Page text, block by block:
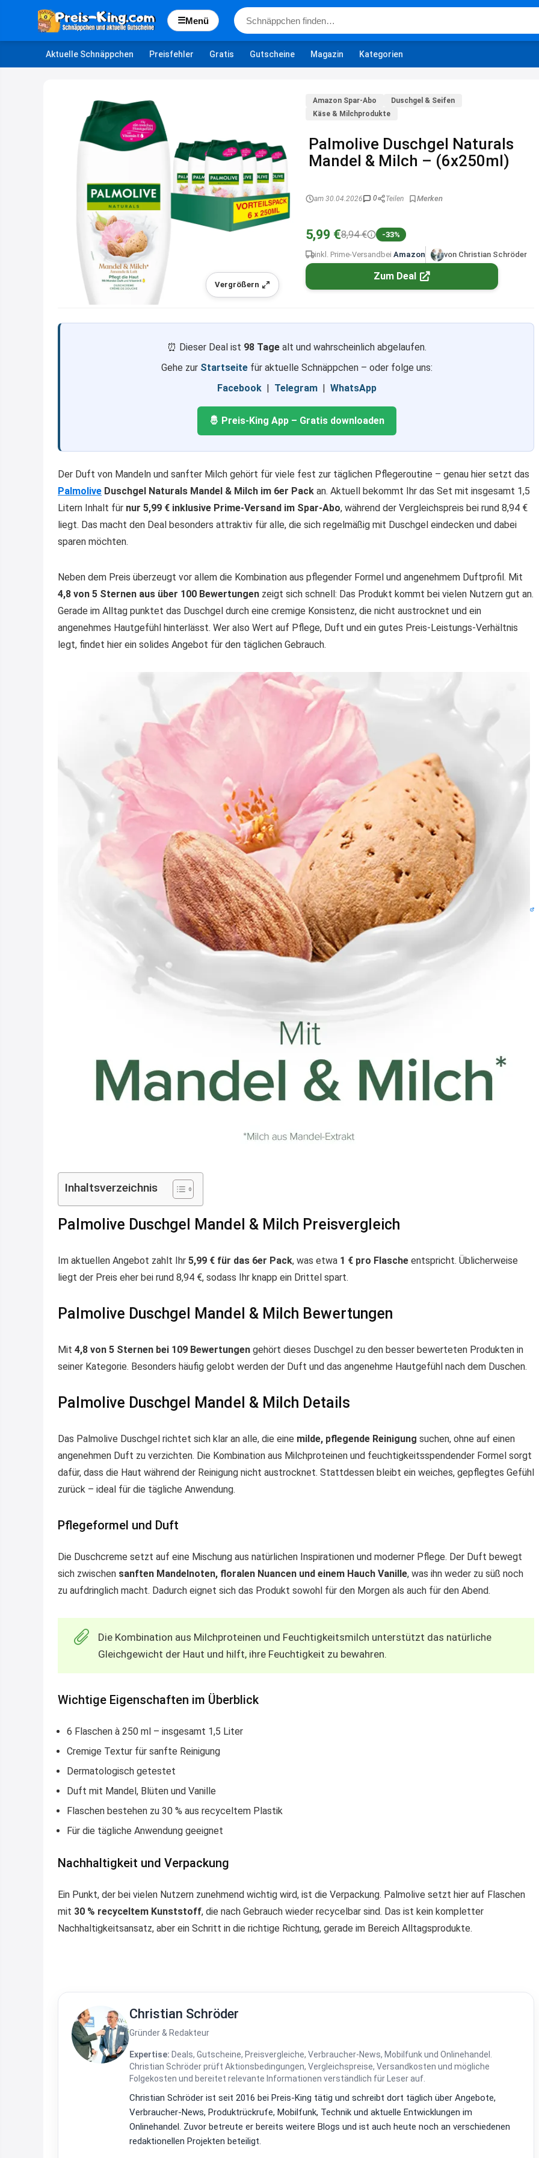
☰Menü
Aktuelle Schnäppchen Preisfehler Gratis Gutscheine Magazin Kategorien
Vergrößern
Amazon Spar-Abo
Duschgel & Seifen
Käse & Milchprodukte
Palmolive Duschgel Naturals
Mandel & Milch – (6x250ml)
am 30.04.2026 0 Teilen
5,99 €8,94 € -33%
inkl. Prime-Versand bei Amazon von Christian Schröder
Zum Deal
⏰ Dieser Deal ist 98 Tage alt und wahrscheinlich abgelaufen.
Gehe zur Startseite für aktuelle Schnäppchen – oder folge uns:
Facebook | Telegram | WhatsApp
🤴 Preis-King App – Gratis downloaden
Der Duft von Mandeln und sanfter Milch gehört für viele fest zur täglichen Pflegeroutine – genau hier setzt das
Palmolive Duschgel Naturals Mandel & Milch im 6er Pack an. Aktuell bekommt Ihr das Set mit insgesamt 1,5
Litern Inhalt für nur 5,99 € inklusive Prime-Versand im Spar-Abo, während der Vergleichspreis bei rund 8,94 €
liegt. Das macht den Deal besonders attraktiv für alle, die sich regelmäßig mit Duschgel eindecken und dabei
sparen möchten.
Neben dem Preis überzeugt vor allem die Kombination aus pflegender Formel und angenehmem Duftprofil. Mit
4,8 von 5 Sternen aus über 100 Bewertungen zeigt sich schnell: Das Produkt kommt bei vielen Nutzern gut an.
Gerade im Alltag punktet das Duschgel durch eine cremige Konsistenz, die nicht austrocknet und ein
angenehmes Hautgefühl hinterlässt. Wer also Wert auf Pflege, Duft und ein gutes Preis-Leistungs-Verhältnis
legt, findet hier ein solides Angebot für den täglichen Gebrauch.
Inhaltsverzeichnis
Palmolive Duschgel Mandel & Milch Preisvergleich
Im aktuellen Angebot zahlt Ihr 5,99 € für das 6er Pack, was etwa 1 € pro Flasche entspricht. Üblicherweise
liegt der Preis eher bei rund 8,94 €, sodass Ihr knapp ein Drittel spart.
Palmolive Duschgel Mandel & Milch Bewertungen
Mit 4,8 von 5 Sternen bei 109 Bewertungen gehört dieses Duschgel zu den besser bewerteten Produkten in
seiner Kategorie. Besonders häufig gelobt werden der Duft und das angenehme Hautgefühl nach dem Duschen.
Palmolive Duschgel Mandel & Milch Details
Das Palmolive Duschgel richtet sich klar an alle, die eine milde, pflegende Reinigung suchen, ohne auf einen
angenehmen Duft zu verzichten. Die Kombination aus Milchproteinen und feuchtigkeitsspendender Formel sorgt
dafür, dass die Haut während der Reinigung nicht austrocknet. Stattdessen bleibt ein weiches, gepflegtes Gefühl
zurück – ideal für die tägliche Anwendung.
Pflegeformel und Duft
Die Duschcreme setzt auf eine Mischung aus natürlichen Inspirationen und moderner Pflege. Der Duft bewegt
sich zwischen sanften Mandelnoten, floralen Nuancen und einem Hauch Vanille, was ihn weder zu süß noch
zu aufdringlich macht. Dadurch eignet sich das Produkt sowohl für den Morgen als auch für den Abend.
Die Kombination aus Milchproteinen und Feuchtigkeitsmilch unterstützt das natürliche
Gleichgewicht der Haut und hilft, ihre Feuchtigkeit zu bewahren.
Wichtige Eigenschaften im Überblick
6 Flaschen à 250 ml – insgesamt 1,5 Liter
Cremige Textur für sanfte Reinigung
Dermatologisch getestet
Duft mit Mandel, Blüten und Vanille
Flaschen bestehen zu 30 % aus recyceltem Plastik
Für die tägliche Anwendung geeignet
Nachhaltigkeit und Verpackung
Ein Punkt, der bei vielen Nutzern zunehmend wichtig wird, ist die Verpackung. Palmolive setzt hier auf Flaschen
mit 30 % recyceltem Kunststoff, die nach Gebrauch wieder recycelbar sind. Das ist kein kompletter
Nachhaltigkeitsansatz, aber ein Schritt in die richtige Richtung, gerade im Bereich Alltagsprodukte.
Christian Schröder
Gründer & Redakteur
Expertise: Deals, Gutscheine, Preisvergleiche, Verbraucher-News, Mobilfunk und Onlinehandel.
Christian Schröder prüft Aktionsbedingungen, Vergleichspreise, Versandkosten und mögliche
Folgekosten und bereitet relevante Informationen verständlich für Leser auf.
Christian Schröder ist seit 2016 bei Preis-King tätig und schreibt dort täglich über Angebote,
Verbraucher-News, Produktrückrufe, Mobilfunk, Technik und aktuelle Entwicklungen im
Onlinehandel. Zuvor betreute er bereits weitere Blogs und ist auch heute noch an verschiedenen
redaktionellen Projekten beteiligt.